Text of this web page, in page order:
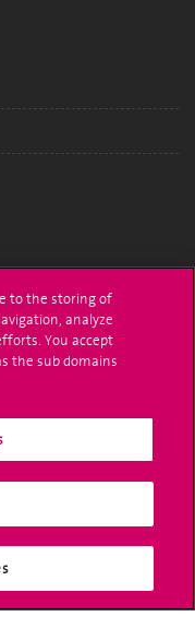
to the storing of
analyze
You accept
the sub domains